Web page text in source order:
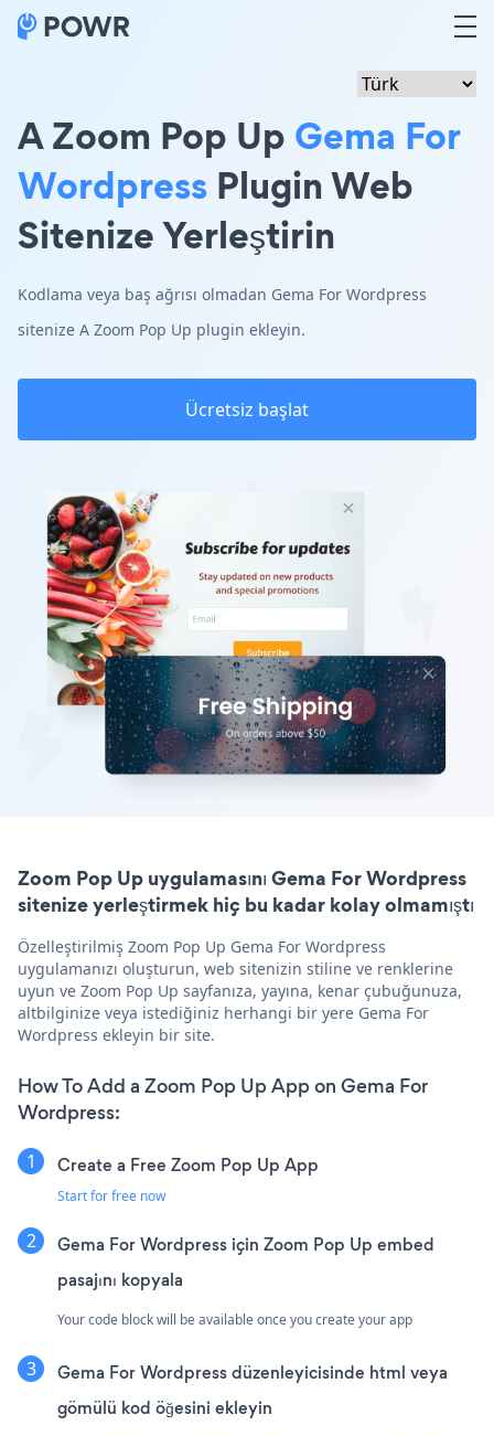
A Zoom Pop Up Gema For
Wordpress Plugin Web
Sitenize Yerleştirin
Kodlama veya baş ağrısı olmadan Gema For Wordpress
sitenize A Zoom Pop Up plugin ekleyin.
Ücretsiz başlat
Zoom Pop Up uygulamasını Gema For Wordpress
sitenize yerleştirmek hiç bu kadar kolay olmamıştı
Özelleştirilmiş Zoom Pop Up Gema For Wordpress
uygulamanızı oluşturun, web sitenizin stiline ve renklerine
uyun ve Zoom Pop Up sayfanıza, yayına, kenar çubuğunuza,
altbilginize veya istediğiniz herhangi bir yere Gema For
Wordpress ekleyin bir site.
How To Add a Zoom Pop Up App on Gema For
Wordpress:
Create a Free Zoom Pop Up App
Start for free now
Gema For Wordpress için Zoom Pop Up embed
pasajını kopyala
Your code block will be available once you create your app
Gema For Wordpress düzenleyicisinde html veya
gömülü kod öğesini ekleyin